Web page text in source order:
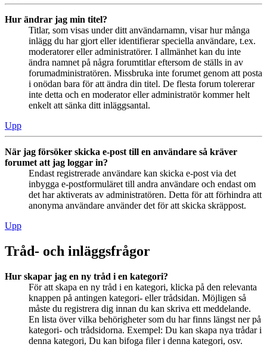
Hur ändrar jag min titel?
Titlar, som visas under ditt användarnamn, visar hur många
inlägg du har gjort eller identifierar speciella användare, t.ex.
moderatorer eller administratörer. I allmänhet kan du inte
ändra namnet på några forumtitlar eftersom de ställs in av
forumadministratören. Missbruka inte forumet genom att posta
i onödan bara för att ändra din titel. De flesta forum tolererar
inte detta och en moderator eller administratör kommer helt
enkelt att sänka ditt inläggsantal.
Upp
När jag försöker skicka e-post till en användare så kräver
forumet att jag loggar in?
Endast registrerade användare kan skicka e-post via det
inbygga e-postformuläret till andra användare och endast om
det har aktiverats av administratören. Detta för att förhindra att
anonyma användare använder det för att skicka skräppost.
Upp
Tråd- och inläggsfrågor
Hur skapar jag en ny tråd i en kategori?
För att skapa en ny tråd i en kategori, klicka på den relevanta
knappen på antingen kategori- eller trådsidan. Möjligen så
måste du registrera dig innan du kan skriva ett meddelande.
En lista över vilka behörigheter som du har finns längst ner på
kategori- och trådsidorna. Exempel: Du kan skapa nya trådar i
denna kategori, Du kan bifoga filer i denna kategori, osv.